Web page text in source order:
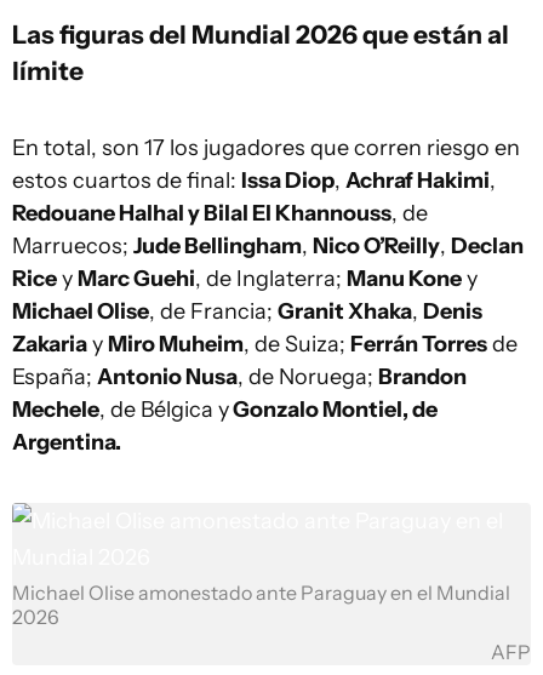
Las figuras del Mundial 2026 que están al
límite
En total, son 17 los jugadores que corren riesgo en
estos cuartos de final: Issa Diop, Achraf Hakimi,
Redouane Halhal y Bilal El Khannouss, de
Marruecos; Jude Bellingham, Nico O’Reilly, Declan
Ricey Marc Guehi, de Inglaterra; Manu Koney
Michael Olise, de Francia; Granit Xhaka, Denis
Zakariay Miro Muheim, de Suiza; Ferrán Torresde
España; Antonio Nusa, de Noruega; Brandon
Mechele, de Bélgica yGonzalo Montiel, de
Argentina.
Michael Olise amonestado ante Paraguay en el Mundial
2026
AFP